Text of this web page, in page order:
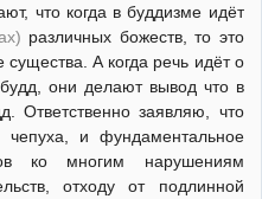
что когда в буддизме идёт
различных божеств, то это
А когда речь идёт о
будд, они делают вывод что в
Ответственно заявляю, что
и фундаментальное
ко многим нарушениям
отходу от подлинной